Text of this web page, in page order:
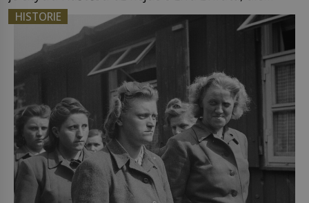
jenom o plyšové suvenýry. Kdysi to ale bylo jinak.
Tato veselá podívaná připomíná jeden z
nejpodivnějších a zároveň nejkrutějších zvyků […]
HISTORIE